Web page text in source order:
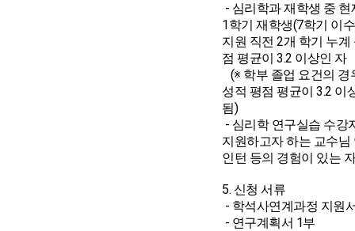
- 심리학과 재학생 중 현
1학기 재학생(7학기 이
지원 직전 2개 학기 누계
점 평균이 3.2 이상인 자
(※ 학부 졸업 요건의 경
성적 평점 평균이 3.2 이
됨)
- 심리학 연구실습 수강
지원하고자 하는 교수님
인턴 등의 경험이 있는
5. 신청 서류
- 학석사연계과정 지원
- 연구계획서 1부